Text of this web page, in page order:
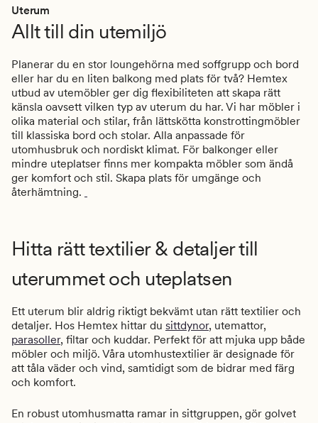
Uterum
Allt till din utemiljö
Planerar du en stor loungehörna med soffgrupp och bord
eller har du en liten balkong med plats för två? Hemtex
utbud av utemöbler ger dig flexibiliteten att skapa rätt
känsla oavsett vilken typ av uterum du har. Vi har möbler i
olika material och stilar, från lättskötta konstrottingmöbler
till klassiska bord och stolar. Alla anpassade för
utomhusbruk och nordiskt klimat. För balkonger eller
mindre uteplatser finns mer kompakta möbler som ändå
ger komfort och stil. Skapa plats för umgänge och
återhämtning.
Hitta rätt textilier & detaljer till
uterummet och uteplatsen
Ett uterum blir aldrig riktigt bekvämt utan rätt textilier och
detaljer. Hos Hemtex hittar du sittdynor, utemattor,
parasoller, filtar och kuddar. Perfekt för att mjuka upp både
möbler och miljö. Våra utomhustextilier är designade för
att tåla väder och vind, samtidigt som de bidrar med färg
och komfort.
En robust utomhusmatta ramar in sittgruppen, gör golvet